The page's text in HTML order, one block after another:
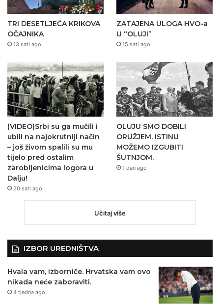
TRI DESETLJEĆA KRIKOVA
OČAJNIKA
13 sati ago
ZATAJENA ULOGA HVO-a
U “OLUJI”
15 sati ago
(VIDEO)Srbi su ga mučili i
ubili na najokrutniji način
– još živom spalili su mu
tijelo pred ostalim
zarobljenicima logora u
Dalju!
20 sati ago
OLUJU SMO DOBILI
ORUŽJEM. ISTINU
MOŽEMO IZGUBITI
ŠUTNJOM.
1 dan ago
Učitaj više
IZBOR UREDNIŠTVA
Hvala vam, izborniče. Hrvatska vam ovo
nikada neće zaboraviti.
4 tjedna ago